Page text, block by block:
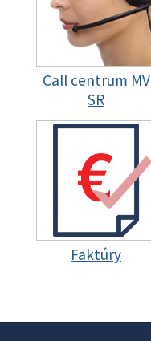
Call centrum MV
SR
Faktúry